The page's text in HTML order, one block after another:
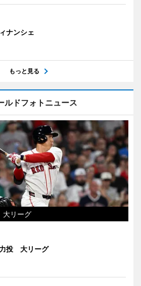
ナンシェ
もっと見る
ルドフォトニュース
リーグ
投 大リーグ